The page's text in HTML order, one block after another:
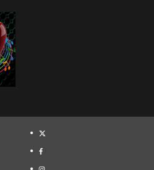
TWITTER
FACEBOOK
INSTAGRAM